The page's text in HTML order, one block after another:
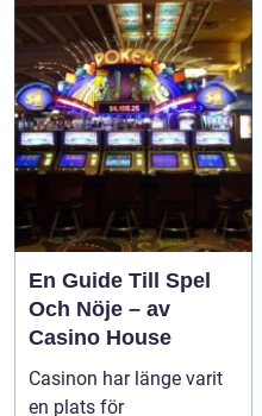
onlineplattformar
erbjuder casinon en
plats där man kan ...
En Guide Till Spel
Och Nöje – av
Casino House
Casinon har länge varit
en plats för